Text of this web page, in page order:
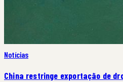
Notícias
China restringe exportação de